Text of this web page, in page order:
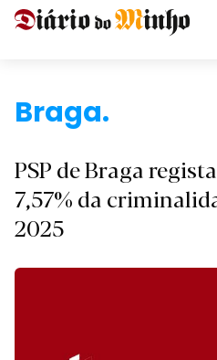
B
PSP de Braga
7,57% da
2025